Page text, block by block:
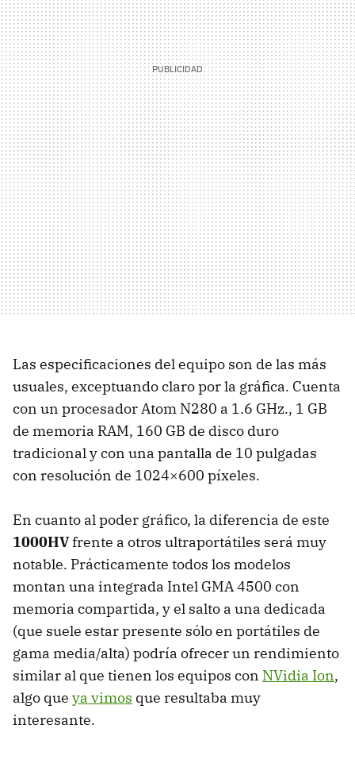
Las especificaciones del equipo son de las más
usuales, exceptuando claro por la gráfica. Cuenta
con un procesador Atom N280 a 1.6 GHz., 1 GB
de memoria RAM, 160 GB de disco duro
tradicional y con una pantalla de 10 pulgadas
con resolución de 1024×600 píxeles.
En cuanto al poder gráfico, la diferencia de este
1000HVfrente a otros ultraportátiles será muy
notable. Prácticamente todos los modelos
montan una integrada Intel GMA4500 con
memoria compartida, y el salto a una dedicada
(que suele estar presente sólo en portátiles de
gama media/alta) podría ofrecer un rendimiento
similar al que tienen los equipos con NVidia Ion,
algo que ya vimos que resultaba muy
interesante.